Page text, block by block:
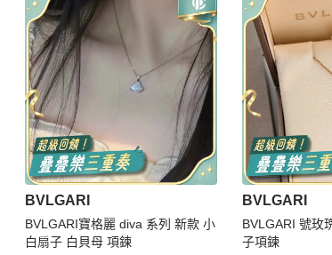
BVLGARI
BVLGARI寶格麗 diva 系列 新款 小
白扇子 白貝母 項鍊
BVLGARI
BVLGARI 號玫
子項鍊